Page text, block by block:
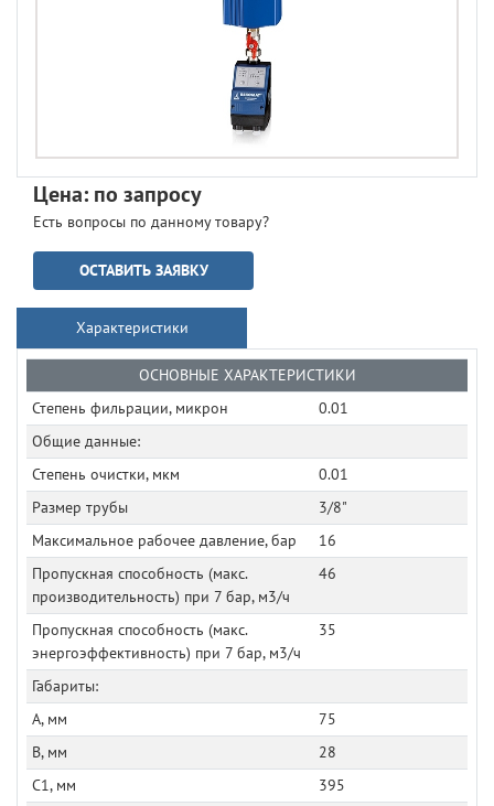
Цена: по запросу
Есть вопросы по данному товару?
ОСТАВИТЬ ЗАЯВКУ
Характеристики
ОСНОВНЫЕ ХАРАКТЕРИСТИКИ
Степень фильрации, микрон
0.01
Общие данные:
Степень очистки, мкм
0.01
Размер трубы
3/8"
Максимальное рабочее давление, бар
16
Пропускная способность (макс.
производительность) при 7 бар, м3/ч
46
Пропускная способность (макс.
энергоэффективность) при 7 бар, м3/ч
35
Габариты:
A, мм
75
B, мм
28
C1, мм
395